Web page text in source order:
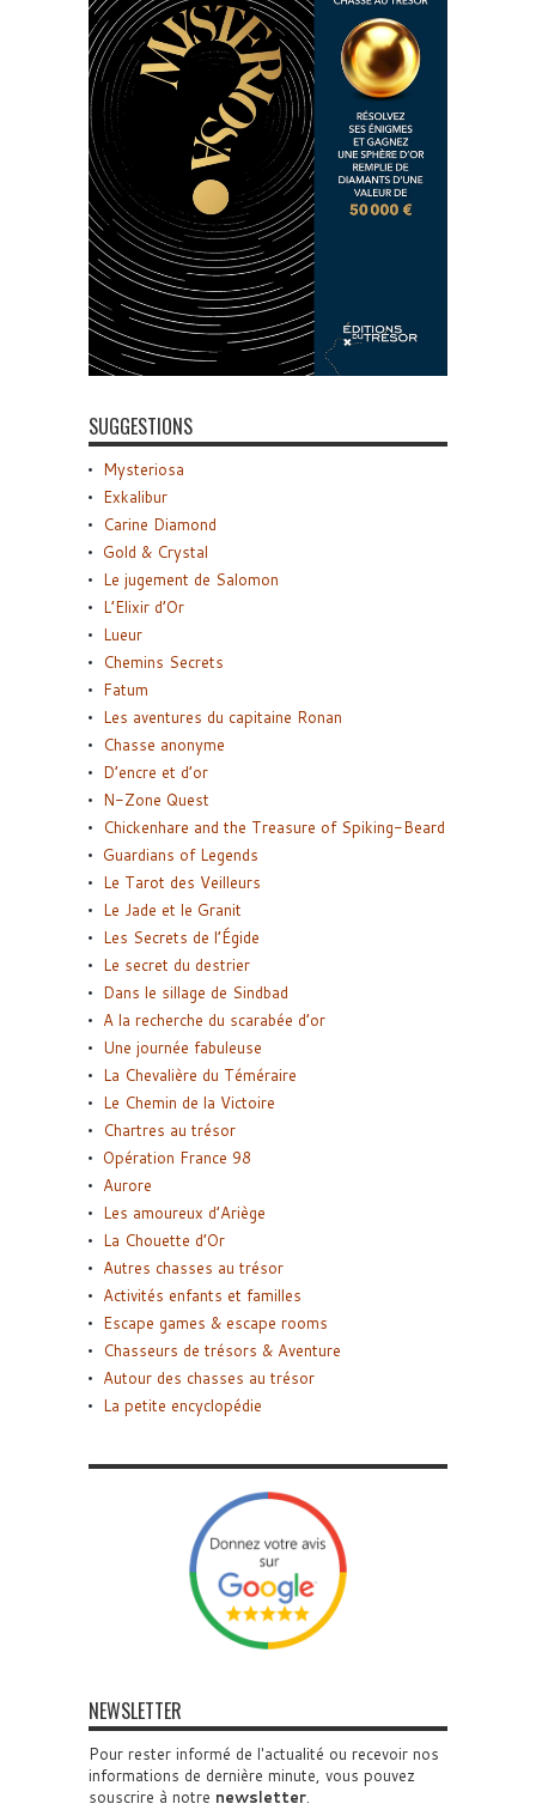
SUGGESTIONS
Mysteriosa
Exkalibur
Carine Diamond
Gold & Crystal
Le jugement de Salomon
L’Elixir d’Or
Lueur
Chemins Secrets
Fatum
Les aventures du capitaine Ronan
Chasse anonyme
D’encre et d’or
N-Zone Quest
Chickenhare and the Treasure of Spiking-Beard
Guardians of Legends
Le Tarot des Veilleurs
Le Jade et le Granit
Les Secrets de l’Égide
Le secret du destrier
Dans le sillage de Sindbad
A la recherche du scarabée d’or
Une journée fabuleuse
La Chevalière du Téméraire
Le Chemin de la Victoire
Chartres au trésor
Opération France 98
Aurore
Les amoureux d’Ariège
La Chouette d’Or
Autres chasses au trésor
Activités enfants et familles
Escape games & escape rooms
Chasseurs de trésors & Aventure
Autour des chasses au trésor
La petite encyclopédie
NEWSLETTER
Pour rester informé de l'actualité ou recevoir nos
informations de dernière minute, vous pouvez
souscrire à notre newsletter.